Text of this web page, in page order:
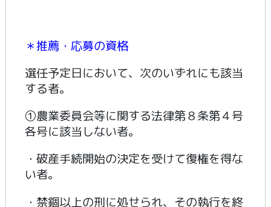
＊推薦・応募の資格
選任予定日において、次のいずれにも該当
する者。
①農業委員会等に関する法律第８条第４号
各号に該当しない者。
・破産手続開始の決定を受けて復権を得な
い者。
・禁錮以上の刑に処せられ、その執行を終